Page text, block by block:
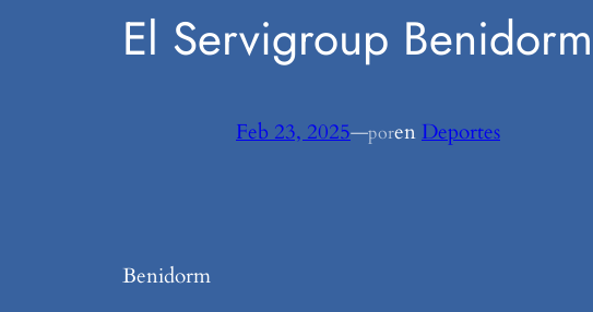
El Servigroup
Feb 23, 2025—poren Deportes
Benidorm